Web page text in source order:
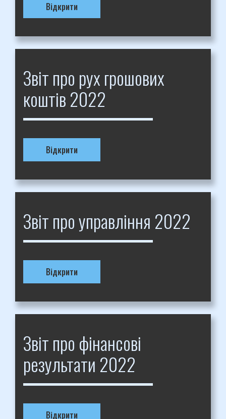
Відкрити
Звіт про рух грошових
коштів 2022
Відкрити
Звіт про управління 2022
Відкрити
Звіт про фінансові
результати 2022
Відкрити